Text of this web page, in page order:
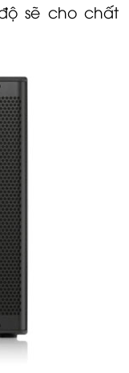
sẽ cho chất